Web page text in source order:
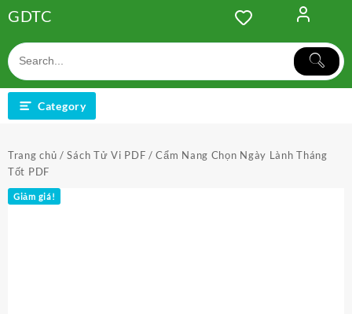
to
content
GDTC
Category
Trang chủ /Sách Tử Vi PDF / Cẩm Nang Chọn Ngày Lành Tháng
Tốt PDF
Giảm giá!